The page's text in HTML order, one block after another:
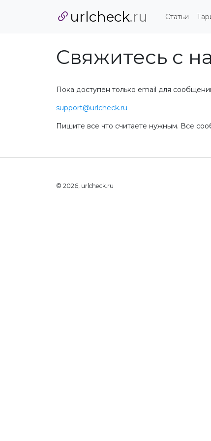
urlcheck.ru Статьи
Свяжитесь с
Пока доступен только email для
support@urlcheck.ru
Пишите все что считаете нужным. Все
© 2026, urlcheck.ru